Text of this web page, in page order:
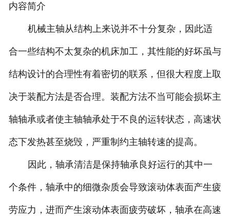
内容简介
机械主轴从结构上来说并不十分复杂，因此适
合一些结构不太复杂的机床加工，其性能的好坏虽与
结构设计的合理性有着密切的联系，但很大程度上取
决于装配方法是否合理。装配方法不当可能会损坏主
轴轴承或者使主轴轴承处于不良的运转状态，高速状
态下发热甚至烧毁，严重制约主轴转速的提高。
因此，轴承清洁是保持轴承良好运行的其中一
个条件，轴承中的细微杂质会导致滚动体表面产生疲
劳应力，进而产生滚动体表面疲劳破坏，轴承在高速